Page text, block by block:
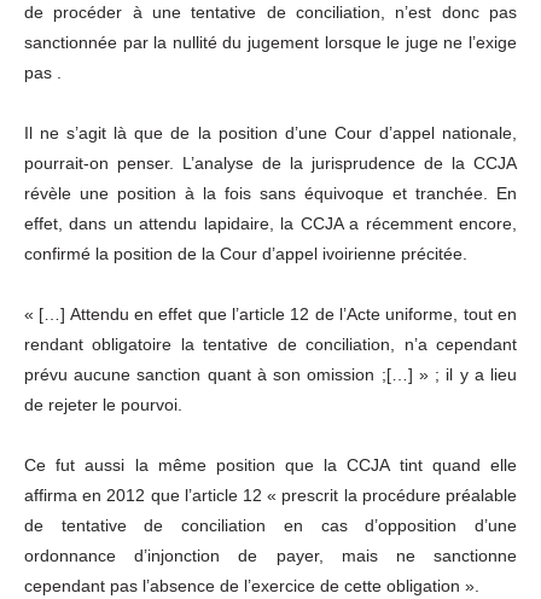
de procéder à une tentative de conciliation, n’est donc pas
sanctionnée par la nullité du jugement lorsque le juge ne l’exige
pas .
Il ne s’agit là que de la position d’une Cour d’appel nationale,
pourrait-on penser. L’analyse de la jurisprudence de la CCJA
révèle une position à la fois sans équivoque et tranchée. En
effet, dans un attendu lapidaire, la CCJA a récemment encore,
confirmé la position de la Cour d’appel ivoirienne précitée.
« […] Attendu en effet que l’article 12 de l’Acte uniforme, tout en
rendant obligatoire la tentative de conciliation, n’a cependant
prévu aucune sanction quant à son omission ;[…] » ; il y a lieu
de rejeter le pourvoi.
Ce fut aussi la même position que la CCJA tint quand elle
affirma en 2012 que l’article 12 « prescrit la procédure préalable
de tentative de conciliation en cas d’opposition d’une
ordonnance d’injonction de payer, mais ne sanctionne
cependant pas l’absence de l’exercice de cette obligation ».